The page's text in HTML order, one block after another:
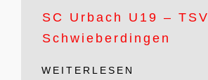
SC Urbach U19 – TSV
Schwieberdingen
WEITERLESEN